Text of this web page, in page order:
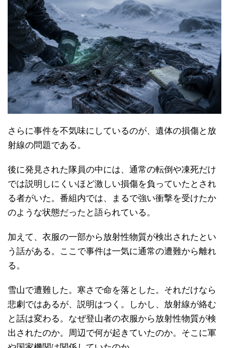
さらに事件を不気味にしているのが、遺体の損傷と放
射線の問題である。
後に発見された隊員の中には、通常の転倒や凍死だけ
では説明しにくいほど激しい損傷を負っていたとされ
る者がいた。番組内では、まるで強い衝撃を受けたか
のような状態だったと語られている。
加えて、衣服の一部から放射性物質が検出されたとい
う話がある。ここで事件は一気に通常の遭難から離れ
る。
雪山で遭難した。寒さで命を落とした。それだけなら
悲劇ではあるが、説明はつく。しかし、放射線が絡む
と話は変わる。なぜ登山者の衣服から放射性物質が検
出されたのか。周辺で何が起きていたのか。そこに軍